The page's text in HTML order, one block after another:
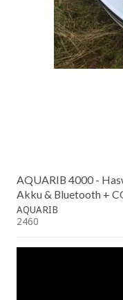
AQUARIB 4000 -
Akku & Bluetooth +
AQUARIB
2460